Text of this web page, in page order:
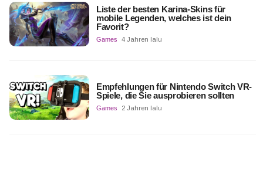
Liste der besten Karina-Skins für
mobile Legenden, welches ist dein
Favorit?
Games 4 Jahren lalu
Empfehlungen für Nintendo Switch VR-
Spiele, die Sie ausprobieren sollten
Games 2 Jahren lalu